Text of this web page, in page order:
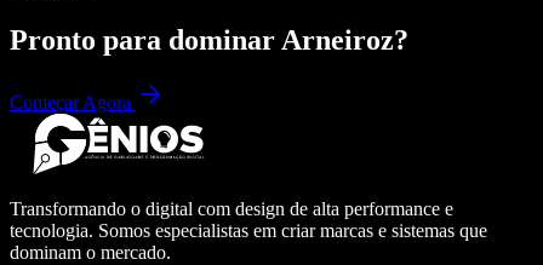
Pronto para dominar Arneiroz?
Começar Agora
Transformando o digital com design de alta performance e
tecnologia. Somos especialistas em criar marcas e sistemas que
dominam o mercado.